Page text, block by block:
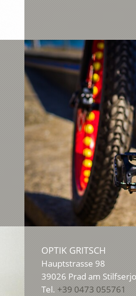
OPTIK GRITSCH
Hauptstrasse 98
39026 Prad am
Tel. +39 0473 055761